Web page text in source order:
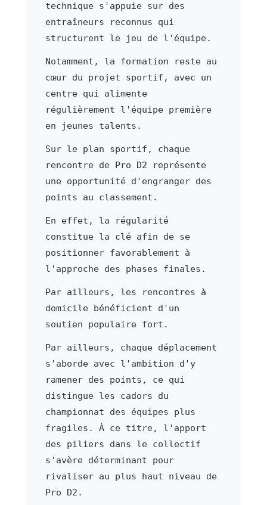
technique s'appuie sur des
entraîneurs reconnus qui
structurent le jeu de l'équipe.
Notamment, la formation reste au
cœur du projet sportif, avec un
centre qui alimente
régulièrement l'équipe première
en jeunes talents.
Sur le plan sportif, chaque
rencontre de Pro D2 représente
une opportunité d'engranger des
points au classement.
En effet, la régularité
constitue la clé afin de se
positionner favorablement à
l'approche des phases finales.
Par ailleurs, les rencontres à
domicile bénéficient d'un
soutien populaire fort.
Par ailleurs, chaque déplacement
s'aborde avec l'ambition d'y
ramener des points, ce qui
distingue les cadors du
championnat des équipes plus
fragiles. À ce titre, l'apport
des piliers dans le collectif
s'avère déterminant pour
rivaliser au plus haut niveau de
Pro D2.